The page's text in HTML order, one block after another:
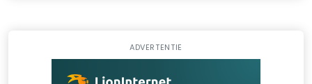
ADVERTENTIE